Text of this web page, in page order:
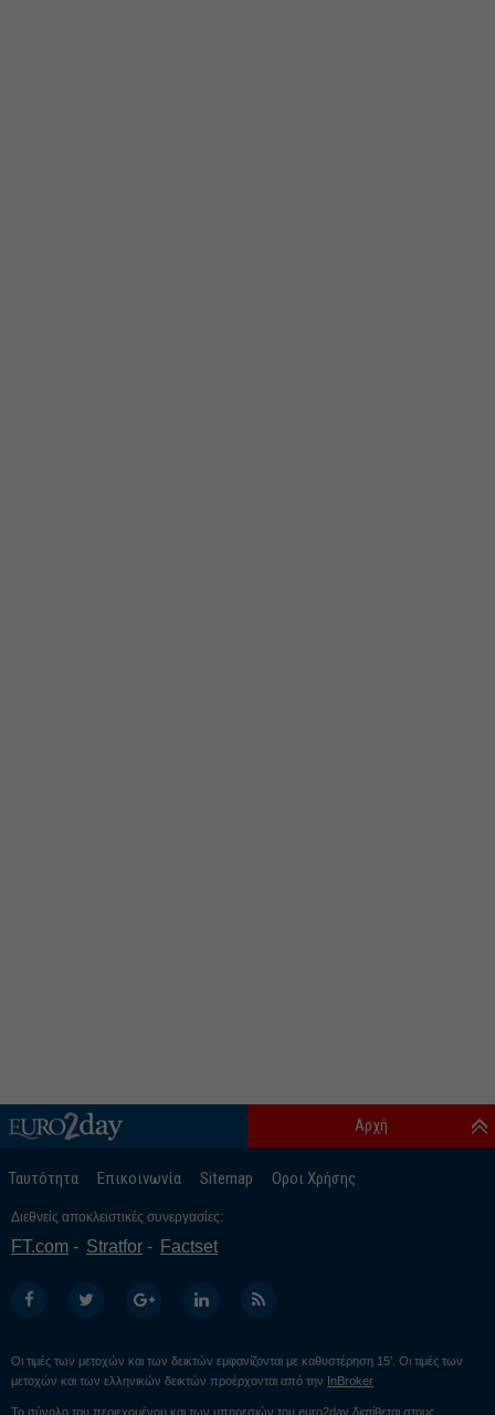
Ταυτότητα Επικοινωνία Sitemap Οροι Χρήσης
Αρχή
Διεθνείς αποκλειστικές συνεργασίες:
FT.com Stratfor Factset
Οι τιμές των μετοχών και των δεικτών εμφανίζονται με καθυστέρηση 15’. Οι τιμές των
μετοχών και των ελληνικών δεικτών προέρχονται από την InBroker
Το σύνολο του περιεχομένου και των υπηρεσιών του euro2day διατίθεται στους